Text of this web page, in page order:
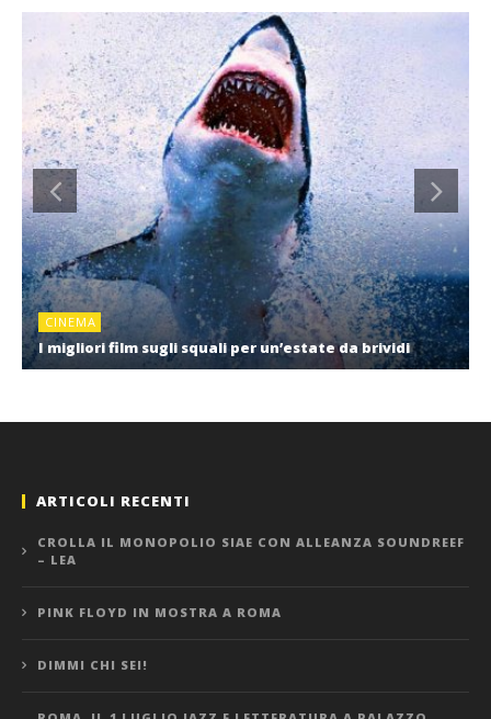
CINEMA
I migliori film sugli squali per un’estate da brividi
ARTICOLI RECENTI
CROLLA IL MONOPOLIO SIAE CON ALLEANZA SOUNDREEF
– LEA
PINK FLOYD IN MOSTRA A ROMA
DIMMI CHI SEI!